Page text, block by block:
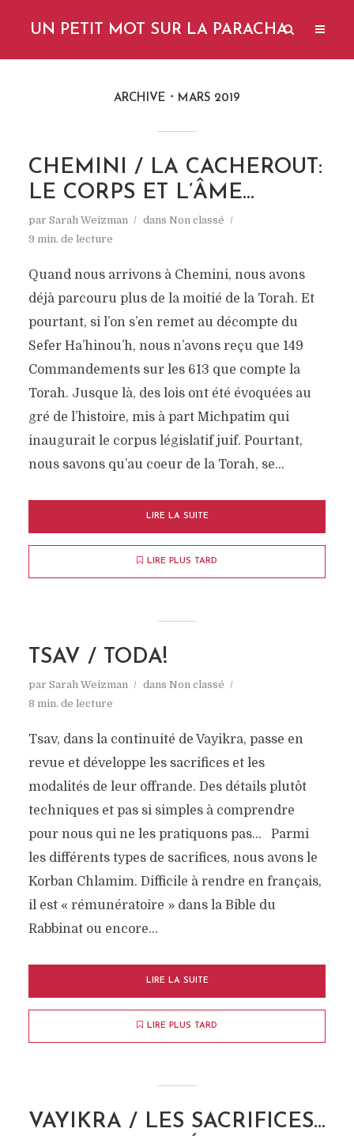
UN PETIT MOT SUR LA PARACHA
ARCHIVE MARS 2019
CHEMINI / LA CACHEROUT:
LE CORPS ET L’ÂME…
par Sarah Weizman dans Non classé
9 min. de lecture
Quand nous arrivons à Chemini, nous avons
déjà parcouru plus de la moitié de la Torah. Et
pourtant, si l’on s’en remet au décompte du
Sefer Ha’hinou’h, nous n’avons reçu que 149
Commandements sur les 613 que compte la
Torah. Jusque là, des lois ont été évoquées au
gré de l’histoire, mis à part Michpatim qui
inaugurait le corpus législatif juif. Pourtant,
nous savons qu’au coeur de la Torah, se...
LIRE LA SUITE
LIRE PLUS TARD
TSAV / TODA!
par Sarah Weizman dans Non classé
8 min. de lecture
Tsav, dans la continuité de Vayikra, passe en
revue et développe les sacrifices et les
modalités de leur offrande. Des détails plutôt
techniques et pas si simples à comprendre
pour nous qui ne les pratiquons pas… Parmi
les différents types de sacrifices, nous avons le
Korban Chlamim. Difficile à rendre en français,
il est « rémunératoire » dans la Bible du
Rabbinat ou encore...
LIRE LA SUITE
LIRE PLUS TARD
VAYIKRA / LES SACRIFICES…